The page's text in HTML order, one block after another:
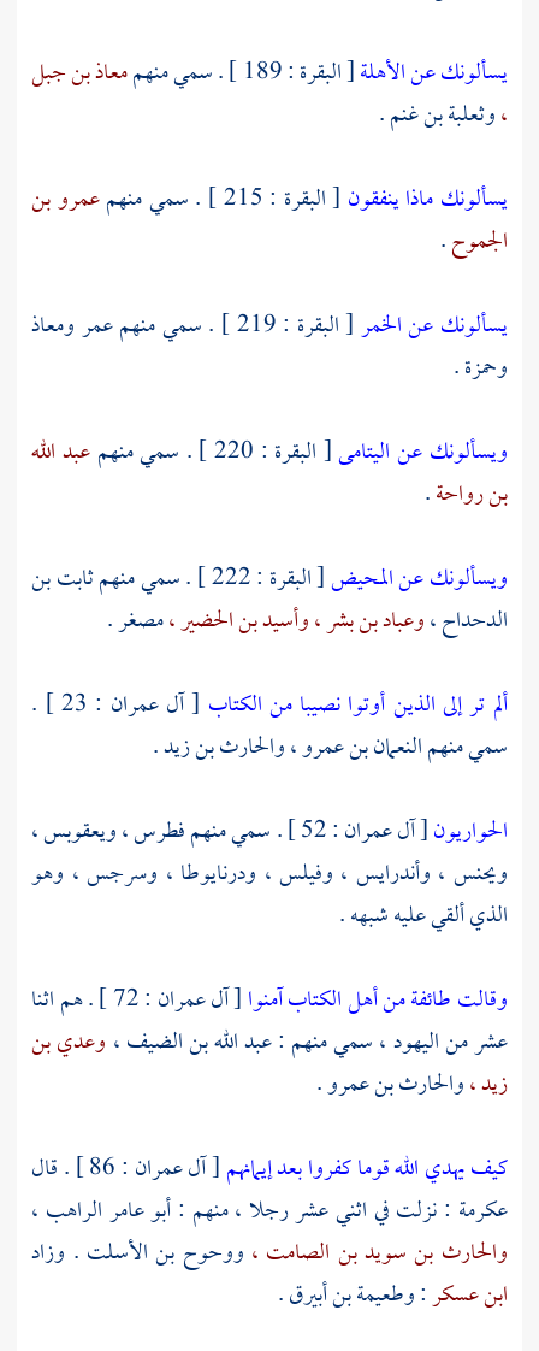
يسألونك عن الأهلة[ البقرة : 189 ] . سمي منهم
معاذ بن جبل
،وثعلبة بن غنم.
يسألونك ماذا ينفقون [ البقرة : 215 ] . سمي منهم
عمرو بن
الجموح.
يسألونك عن الخمر[ البقرة : 219 ] . سمي منهم عمرومعاذ
وحمزة.
ويسألونك عن اليتامى[ البقرة : 220 ] . سمي منهم
عبد الله
بن رواحة.
ويسألونك عن المحيض[ البقرة : 222 ] . سمي منهم
ثابت بن
الدحداح ،وعباد بن بشر ،وأسيد بن الحضير ،مصغر.
ألم تر إلى الذين أوتوا نصيبا من الكتاب
[ آل عمران : 23 ] .
سمي منهمالنعمان بن عمرو ،والحارث بن زيد.
الحواريون[ آل عمران : 52 ] . سمي منهم فطرس ،ويعقوبس ،
ويحنس ، وأندرايس ، وفيلس ، ودرنايوطا ، وسرجس ، وهو
الذي ألقي عليه شبهه .
وقالت طائفة من أهل الكتاب آمنوا
[ آل عمران : 72 ] . هم اثنا
عشر من اليهود ، سمي منهم :عبد الله بن الضيف ، وعدي بن
زيد ،والحارث بن عمرو.
كيف يهدي الله قوما كفروا بعد إيمانهم[ آل عمران : 86 ] . قال
عكرمة : نزلت في اثني عشر رجلا ، منهم :أبو عامر الراهب ،
والحارث بن سويد بن الصامت ، ووحوح بن الأسلت . وزاد
ابن عسكر:وطعيمة بن أبيرق.